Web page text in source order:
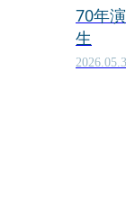
70年
生